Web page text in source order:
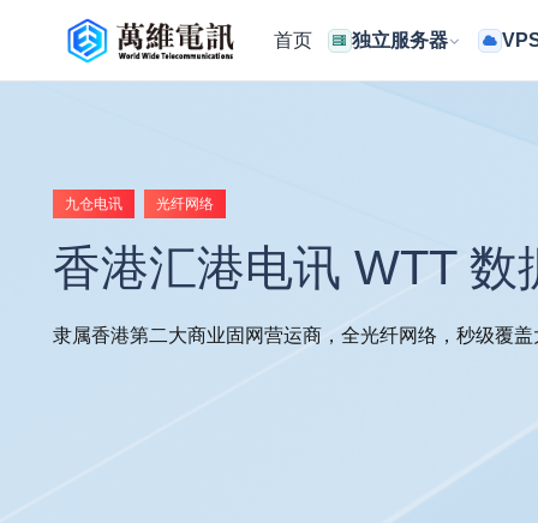
首页 独立服务器
九仓电讯 光纤网络
香港汇港电讯 WTT 数
隶属香港第二大商业固网营运商，全光纤网络，秒级覆